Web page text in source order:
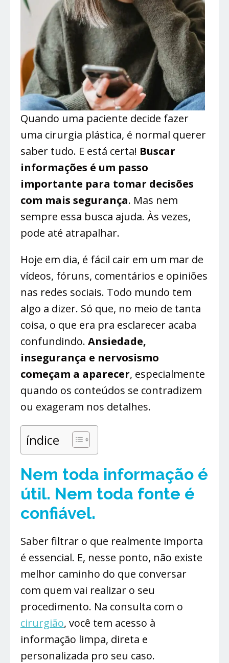
Quando uma paciente decide fazer
uma cirurgia plástica, é normal querer
saber tudo. E está certa! Buscar
informações é um passo
importante para tomar decisões
com mais segurança. Mas nem
sempre essa busca ajuda. Às vezes,
pode até atrapalhar.
Hoje em dia, é fácil cair em um mar de
vídeos, fóruns, comentários e opiniões
nas redes sociais. Todo mundo tem
algo a dizer. Só que, no meio de tanta
coisa, o que era pra esclarecer acaba
confundindo. Ansiedade,
insegurança e nervosismo
começam a aparecer, especialmente
quando os conteúdos se contradizem
ou exageram nos detalhes.
índice
Nem toda informação é
útil. Nem toda fonte é
confiável.
Saber filtrar o que realmente importa
é essencial. E, nesse ponto, não existe
melhor caminho do que conversar
com quem vai realizar o seu
procedimento. Na consulta com o
cirurgião, você tem acesso à
informação limpa, direta e
personalizada pro seu caso.